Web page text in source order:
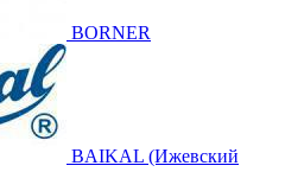
BORNER
BAIKAL (Ижевский